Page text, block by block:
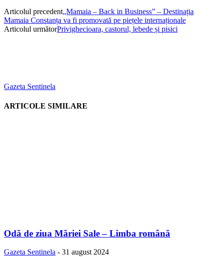
Articolul precedent„Mamaia – Back in Business” – Destinația
Mamaia Constanța va fi promovată pe piețele internaționale
Articolul următorPrivighecioara, castorul, lebede și pisici
Gazeta Sentinela
ARTICOLE SIMILARE
Odă de ziua Măriei Sale – Limba română
Gazeta Sentinela - 31 august 2024